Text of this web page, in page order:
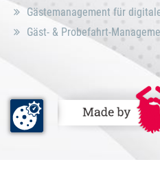
Gästemanagement für
Gäst- & Probefahrt-